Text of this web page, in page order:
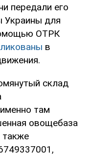
передали его
Украины для
ОТРК
в
склад
там
овощебаза
также